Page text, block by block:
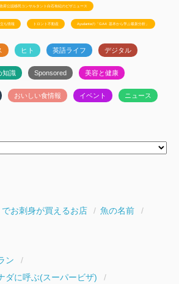
府公認移民コンサルタント白石有紀のビザニュース
ち情報 トロント不動産 Ayudanteの「GA4: 基本から学ぶ最新分析」
ヒト 英語ライフ デジタル
知識 Sponsored 美容と健康
おいしい食情報 イベント ニュース
でお刺身が買えるお店
魚の名前
ン
ダに呼ぶ(スーパービザ)